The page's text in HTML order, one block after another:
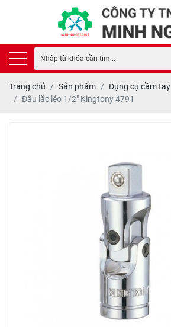
Trang chủ Sản phẩm
Dụng cụ cầm tay
Đầu lắc léo 1/2" Kingtony 4791